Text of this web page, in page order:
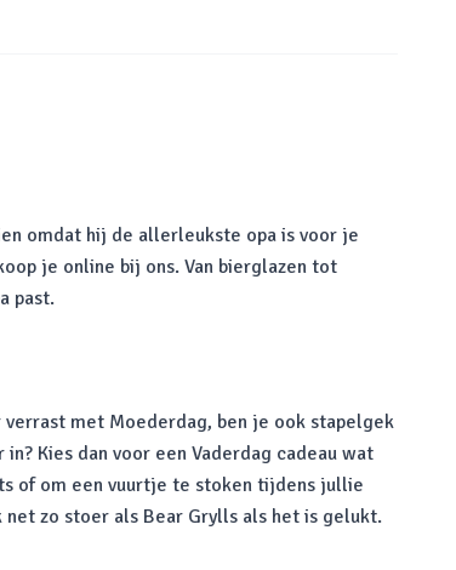
omdat hij de allerleukste opa is voor je
je online bij ons. Van bierglazen tot
past.
met Moederdag, ben je ook stapelgek
Kies dan voor een Vaderdag cadeau wat
of om een vuurtje te stoken tijdens jullie
zo stoer als Bear Grylls als het is gelukt.